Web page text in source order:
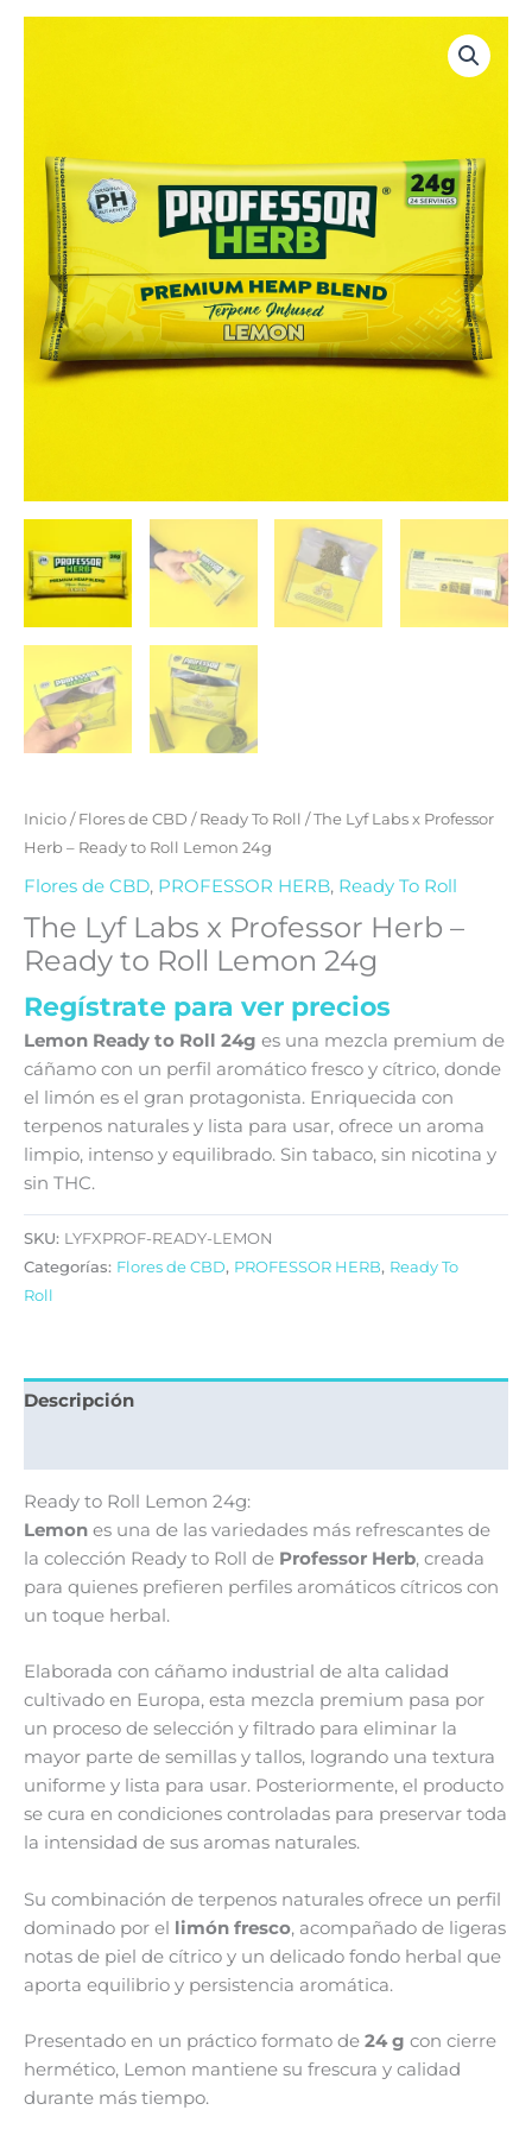
Inicio/Flores de CBD /Ready To Roll / The Lyf Labs x Professor
Herb – Ready to Roll Lemon 24g
Flores de CBD, PROFESSOR HERB, Ready To Roll
The Lyf Labs x Professor Herb –
Ready to Roll Lemon 24g
Regístrate para ver precios
Lemon Ready to Roll 24g es una mezcla premium de
cáñamo con un perfil aromático fresco y cítrico, donde
el limón es el gran protagonista. Enriquecida con
terpenos naturales y lista para usar, ofrece un aroma
limpio, intenso y equilibrado. Sin tabaco, sin nicotina y
sin THC.
SKU: LYFXPROF-READY-LEMON
Categorías: Flores de CBD, PROFESSOR HERB, Ready To
Roll
Descripción
Ready to Roll Lemon 24g:
Lemon es una de las variedades más refrescantes de
la colección Ready to Roll de Professor Herb, creada
para quienes prefieren perfiles aromáticos cítricos con
un toque herbal.
Elaborada con cáñamo industrial de alta calidad
cultivado en Europa, esta mezcla premium pasa por
un proceso de selección y filtrado para eliminar la
mayor parte de semillas y tallos, logrando una textura
uniforme y lista para usar. Posteriormente, el producto
se cura en condiciones controladas para preservar toda
la intensidad de sus aromas naturales.
Su combinación de terpenos naturales ofrece un perfil
dominado por el limón fresco, acompañado de ligeras
notas de piel de cítrico y un delicado fondo herbal que
aporta equilibrio y persistencia aromática.
Presentado en un práctico formato de 24 g con cierre
hermético, Lemon mantiene su frescura y calidad
durante más tiempo.